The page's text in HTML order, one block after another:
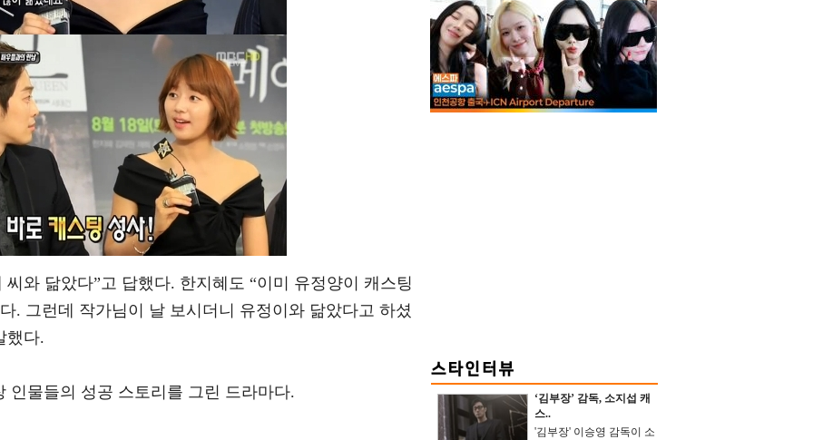
와 닮았다”고 답했다. 한지혜도 “이미 유정양이 캐스팅
. 그런데 작가님이 날 보시더니 유정이와 닮았다고 하셨
했다.
인물들의 성공 스토리를 그린 드라마다.
‘김부장’ 감독, 소지섭 캐
스..
'김부장' 이승영 감독이 소